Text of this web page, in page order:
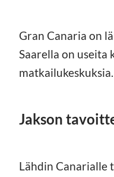
Gran Canaria on
Saarella on useita
matkailukeskuksia.
Jakson
Lähdin Canarialle